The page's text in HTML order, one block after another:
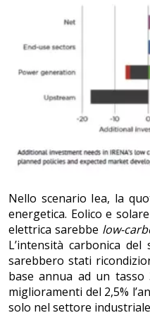
Nello scenario Iea, la
energetica. Eolico e
elettrica sarebbe low-
L’intensità carbonica
sarebbero stati
base annua ad un
miglioramenti del 2,5%
solo nel settore